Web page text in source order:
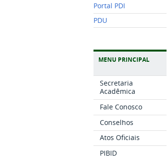
Portal PDI
PDU
MENU PRINCIPAL
Secretaria
Acadêmica
Fale Conosco
Conselhos
Atos Oficiais
PIBID